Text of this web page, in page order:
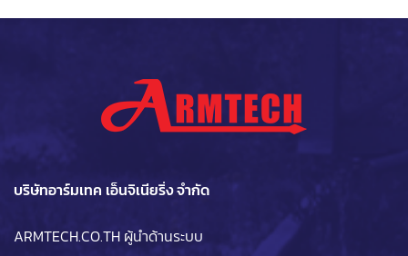
บริษัทอาร์มเทค เอ็นจิเนียริ่ง จำกัด
ARMTECH.CO.TH ผู้นำด้านระบบ